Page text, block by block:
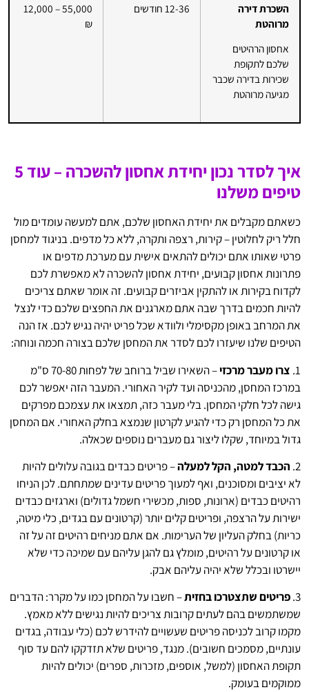
השכרת דירה
מרוהטת
אחסון הרהיטים
שלכם לתקופת
שכירות בדירה שכבר
מגיעה מרוהטת
12-36 חודשים
55,000 – 12,000
₪
איך לסדר נכון יחידת אחסון להשכרה – עוד 5
טיפים משלנו
כשאתם מקבלים את יחידת האחסון שלכם, אתם למעשה עומדים מול
חלל ריק לחלוטין – קירות, רצפה ותקרה, ללא כל מדפים. בניגוד למחסן
פרטי שאותו אתם יכולים להתאים אישית עם מערכת מדפים או
פתרונות אחסון קבועים, יחידת אחסון להשכרה לא מאפשרת לכם
לקדוח בקירות או להתקין אביזרים קבועים. זה אומר שאתם צריכים
להיות חכמים בדרך שבה אתם מארגנים את החפצים שלכם כדי לנצל
את המרחב באופן מקסימלי ולוודא שכל פריט יהיה נגיש לכם. אז הנה
הטיפים שלנו שיעזרו לכם לסדר את המחסן שלכם בצורה חכמה ונוחה:
1. צרו מעבר מרכזי
– השאירו שביל ברוחב של לפחות 70-80 ס"מ
במרכז המחסן, מהכניסה ועד לקיר האחורי. המעבר הזה יאפשר לכם
גישה לכל חלקי המחסן. בלי מעבר כזה, תמצאו את עצמכם מפרקים
את כל המחסן רק כדי להגיע לקרטון שנמצא בחלק האחורי. אם המחסן
גדול במיוחד, שקלו ליצור גם מעברים נוספים שכאלה.
2. הכבד למטה, הקל למעלה– פריטים כבדים בגובה עלולים להיות
לא יציבים ומסוכנים, ואף למעוך פריטים עדינים שמתחתם. לכן הניחו
רהיטים כבדים (ארונות, ספות, מכשירי חשמל גדולים) וארגזים כבדים
ישירות על הרצפה, ופריטים קלים יותר (קרטונים עם בגדים, כלי מיטה,
כריות) בחלק העליון של הערימות. אם אתם מניחים רהיטים זה על זה
או קרטונים על רהיטים, מומלץ גם להגן עליהם עם שמיכה כדי שלא
יישרטו ובכלל שלא יהיה עליהם אבק.
3. פריטים שתצטרכו בחזית– חשבו על המחסן כמו על מקרר: הדברים
שמשתמשים בהם לעתים קרובות צריכים להיות נגישים ללא מאמץ.
מקמו קרוב לכניסה פריטים שעשויים להידרש לכם (כלי עבודה, בגדים
עונתיים, מסמכים חשובים). מנגד, פריטים שלא תזדקקו להם עד סוף
תקופת האחסון (למשל, אוספים, מזכרות, ספרים) יכולים להיות
ממוקמים בעומק.